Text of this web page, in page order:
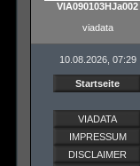
VIA090103HJa002
viadata
10.08.2026, 07:29
Startseite
VIADATA
IMPRESSUM
DISCLAIMER